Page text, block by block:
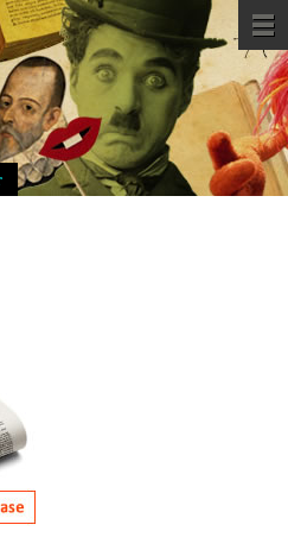
Pasar
al
contenido
principal